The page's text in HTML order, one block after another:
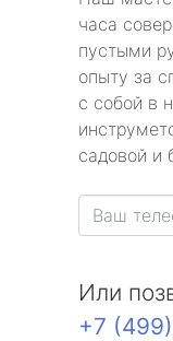
часа
пустыми
опыту за
с собой в
садовой и
Или
+7